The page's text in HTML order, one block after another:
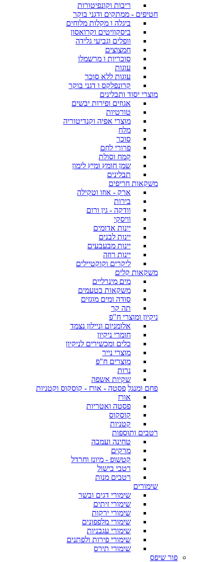
ריבות וקונפיטורות
חטיפים - ממתקים ודגני בוקר
ביגלה ו מקלות מלוחים
ביסקוויטים וקרואסון
וופלים וגביעי גלידה
חמצוצים
סוכריות ו מרשמלו
עוגות
עוגות ללא סוכר
קרונפלקס ו דגני בוקר
מוצרי יסוד ותבלינים
אגוזים ופירות יבשים
טורטיות
מוצרי אפיה וקנדיטוריה
מלח
סוכר
פרורי לחם
קמח וסולת
שמן חומץ ומיץ לימון
תבלינים
משקאות חריפים
ארק - אוזו וטקילה
בירות
וודקה - גין ורום
וויסקי
יינות אדומים
יינות לבנים
יינות מבעבעים
יינות רוזה
ליקרים וקוקטיילים
משקאות קלים
מים מינרליים
משקאות בטעמים
סודה ומים מוגזים
תה קר
ניקיון ומוצרי ח"פ
אלומניום וניילון נצמד
חומרי ניקיון
כלים ומכשירים לניקיון
מוצרי נייר
מוצרים ח"פ
נרות
שקיות אשפה
פחם ומנגל פסטה - אורז - קוסקוס וקטניות
אורז
פסטה ואטריות
קוסקוס
קטניות
רטבים ותוספות
טחינה ועמבה
מרקים
קטשופ - מיונז וחרדל
רטבי בישול
רטבים מנות
שימורים
שימורי דגים ובשר
שימורי זיתים
שימורי ירקות
שימורי מלפפונים
שימורי עגבניות
שימורי פירות ולפתנים
שימורי תירס
פור שיפס